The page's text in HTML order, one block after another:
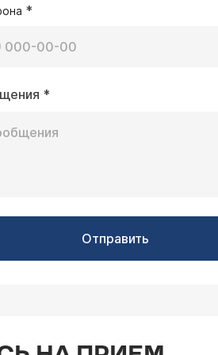
Ольга, 50 лет, Москва
лазерное лечение.
применяется.
вас пройти курс лечения от
*
*
Отправить